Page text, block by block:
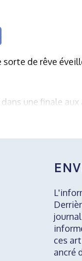
de rêve
une finale aux
ces
ancré